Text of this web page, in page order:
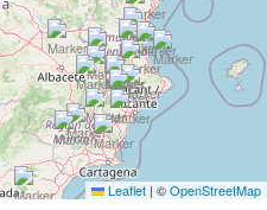
Leaflet | ©OpenStreetMap